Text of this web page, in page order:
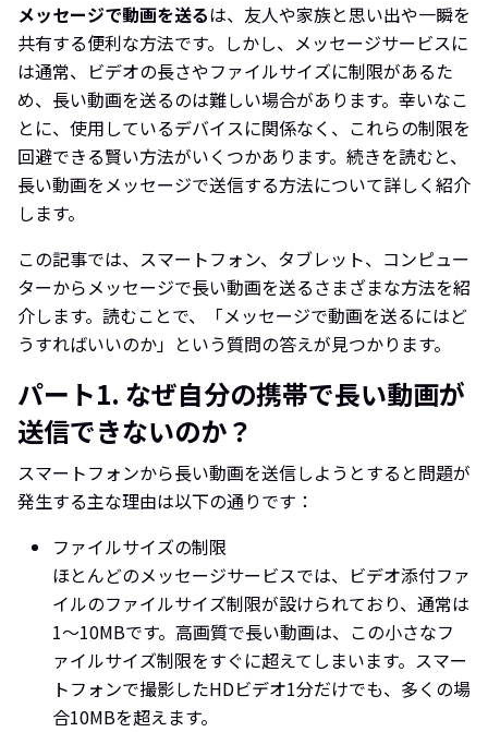
メッセージで動画を送るは、友人や家族と思い出や一瞬を
共有する便利な方法です。しかし、メッセージサービスに
は通常、ビデオの長さやファイルサイズに制限があるた
め、長い動画を送るのは難しい場合があります。幸いなこ
とに、使用しているデバイスに関係なく、これらの制限を
回避できる賢い方法がいくつかあります。続きを読むと、
長い動画をメッセージで送信する方法について詳しく紹介
します。
この記事では、スマートフォン、タブレット、コンピュー
ターからメッセージで長い動画を送るさまざまな方法を紹
介します。読むことで、「メッセージで動画を送るにはど
うすればいいのか」という質問の答えが見つかります。
パート1. なぜ自分の携帯で長い動画が
送信できないのか？
スマートフォンから長い動画を送信しようとすると問題が
発生する主な理由は以下の通りです：
ファイルサイズの制限
ほとんどのメッセージサービスでは、ビデオ添付ファ
イルのファイルサイズ制限が設けられており、通常は
1～10MBです。高画質で長い動画は、この小さなフ
ァイルサイズ制限をすぐに超えてしまいます。スマー
トフォンで撮影したHDビデオ1分だけでも、多くの場
合10MBを超えます。